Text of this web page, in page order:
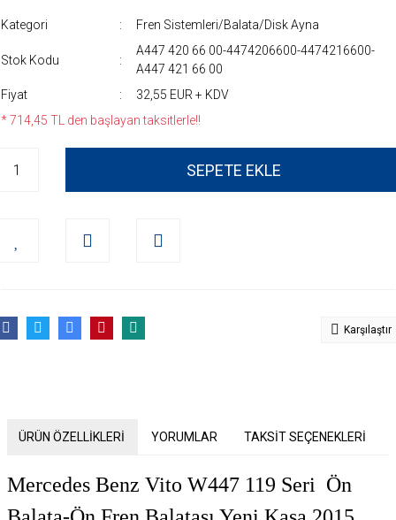
Kategori Fren Sistemleri/Balata/Disk Ayna
Stok Kodu
A447 420 66 00-4474206600-4474216600-
A447 421 66 00
Fiyat
32,55 EUR + KDV
* 714,45 TL den başlayan taksitlerle!!
SEPETE EKLE
Karşılaştır
ÜRÜN ÖZELLİKLERİ YORUMLAR TAKSİT SEÇENEKLERİ
Mercedes Benz Vito W447 119 Seri Ön